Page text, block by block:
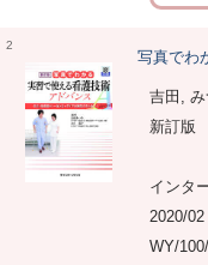
2
写真でわ
吉田,
新訂版
インタ
2020/02
WY/